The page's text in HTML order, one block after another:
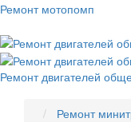
Ремонт мотопомп
Ремонт двигателей
Ремонт